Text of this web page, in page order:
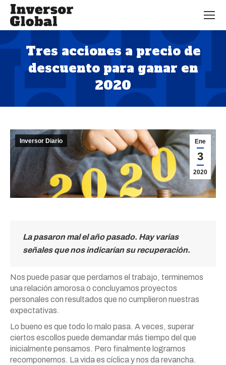
Tres acciones a precio de
descuento para ganar en
2020
Estás aquí:
Ene
3
2020
Inversor Diario
La pasaron mal el año pasado. Hay varias
señales que nos indicarían su recuperación.
Nos puede pasar que perdamos el trabajo, terminemos
una relación amorosa o concluyamos proyectos
personales con resultados que no cumplieron nuestras
expectativas.
Lo bueno es que todo lo malo pasa. A veces, superar
ciertos escollos puede demandar más tiempo del que
inicialmente pensamos. Pero finalmente logramos
recomponernos. La vida es cíclica y nos da revancha.